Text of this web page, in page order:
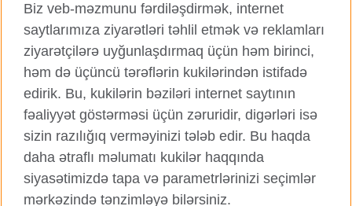
Twitter TikTok
British Council qlobal
Məxfilik və şərtlər
Sitemap
Biz veb-məzmunu fərdiləşdirmək, internet
saytlarımıza ziyarətləri təhlil etmək və reklamları
ziyarətçilərə uyğunlaşdırmaq üçün həm birinci,
həm də üçüncü tərəflərin kukilərindən istifadə
edirik. Bu, kukilərin bəziləri internet saytının
fəaliyyət göstərməsi üçün zəruridir, digərləri isə
sizin razılığıq verməyinizi tələb edir. Bu haqda
daha ətraflı məlumatı kukilər haqqında
siyasətimizdə tapa və parametrlərinizi seçimlər
mərkəzində tənzimləyə bilərsiniz.